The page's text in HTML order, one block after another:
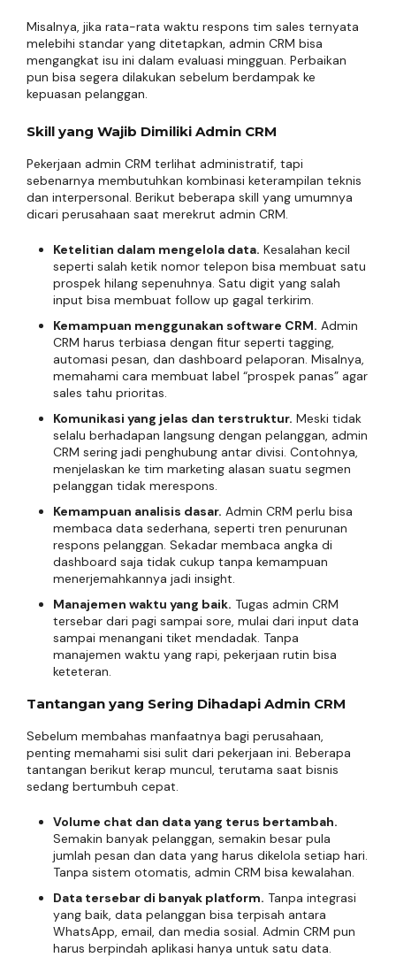
Misalnya, jika rata-rata waktu respons tim sales ternyata
melebihi standar yang ditetapkan, admin CRM bisa
mengangkat isu ini dalam evaluasi mingguan. Perbaikan
pun bisa segera dilakukan sebelum berdampak ke
kepuasan pelanggan.
Skill yang Wajib Dimiliki Admin CRM
Pekerjaan admin CRM terlihat administratif, tapi
sebenarnya membutuhkan kombinasi keterampilan teknis
dan interpersonal. Berikut beberapa skill yang umumnya
dicari perusahaan saat merekrut admin CRM.
Ketelitian dalam mengelola data. Kesalahan kecil
seperti salah ketik nomor telepon bisa membuat satu
prospek hilang sepenuhnya. Satu digit yang salah
input bisa membuat follow up gagal terkirim.
Kemampuan menggunakan software CRM. Admin
CRM harus terbiasa dengan fitur seperti tagging,
automasi pesan, dan dashboard pelaporan. Misalnya,
memahami cara membuat label “prospek panas” agar
sales tahu prioritas.
Komunikasi yang jelas dan terstruktur. Meski tidak
selalu berhadapan langsung dengan pelanggan, admin
CRM sering jadi penghubung antar divisi. Contohnya,
menjelaskan ke tim marketing alasan suatu segmen
pelanggan tidak merespons.
Kemampuan analisis dasar. Admin CRM perlu bisa
membaca data sederhana, seperti tren penurunan
respons pelanggan. Sekadar membaca angka di
dashboard saja tidak cukup tanpa kemampuan
menerjemahkannya jadi insight.
Manajemen waktu yang baik. Tugas admin CRM
tersebar dari pagi sampai sore, mulai dari input data
sampai menangani tiket mendadak. Tanpa
manajemen waktu yang rapi, pekerjaan rutin bisa
keteteran.
Tantangan yang Sering Dihadapi Admin CRM
Sebelum membahas manfaatnya bagi perusahaan,
penting memahami sisi sulit dari pekerjaan ini. Beberapa
tantangan berikut kerap muncul, terutama saat bisnis
sedang bertumbuh cepat.
Volume chat dan data yang terus bertambah.
Semakin banyak pelanggan, semakin besar pula
jumlah pesan dan data yang harus dikelola setiap hari.
Tanpa sistem otomatis, admin CRM bisa kewalahan.
Data tersebar di banyak platform. Tanpa integrasi
yang baik, data pelanggan bisa terpisah antara
WhatsApp, email, dan media sosial. Admin CRM pun
harus berpindah aplikasi hanya untuk satu data.